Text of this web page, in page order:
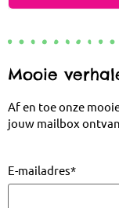
Mooie
Af en toe onze
jouw mailbox
E-mailadres*